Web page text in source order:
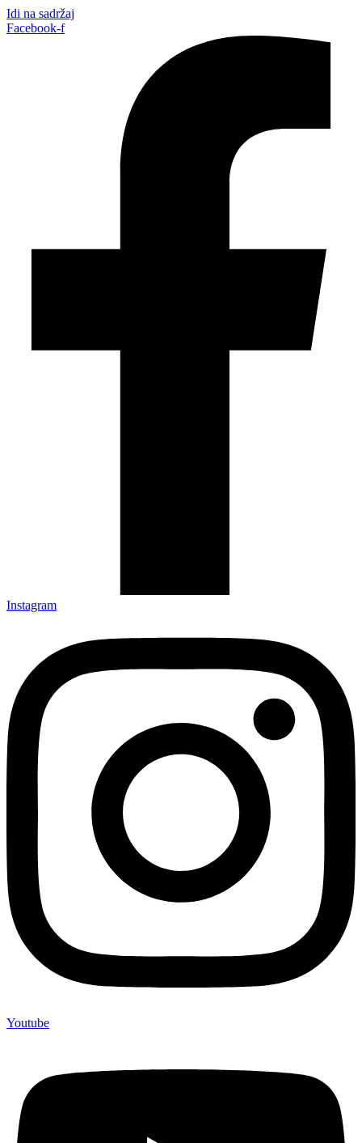
Idi na sadržaj
Facebook-f
Instagram
Youtube